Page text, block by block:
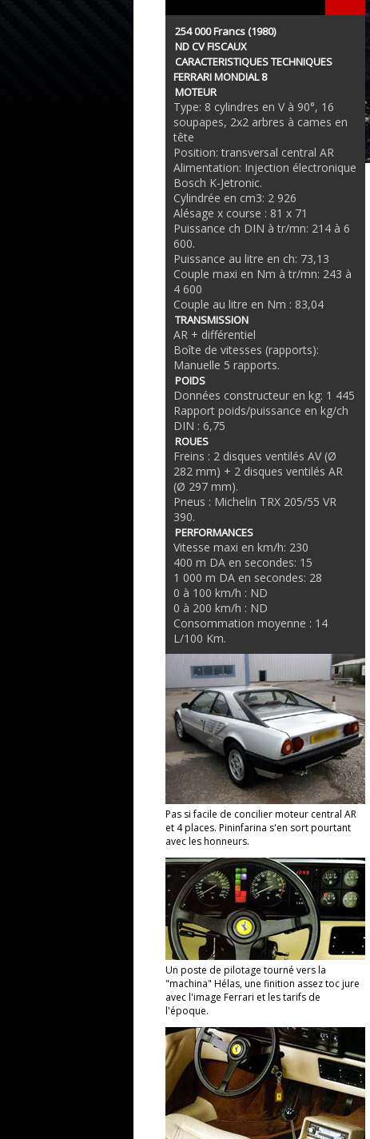
254 000 Francs (1980)
ND CV FISCAUX
CARACTERISTIQUES TECHNIQUES
FERRARI MONDIAL 8
MOTEUR
Type: 8 cylindres en V à 90°, 16
soupapes, 2x2 arbres à cames en
tête
Position: transversal central AR
Alimentation: Injection électronique
Bosch K-Jetronic.
Cylindrée en cm3: 2 926
Alésage x course : 81 x 71
Puissance ch DIN à tr/mn: 214 à 6
600.
Puissance au litre en ch: 73,13
Couple maxi en Nm à tr/mn: 243 à
4 600
Couple au litre en Nm : 83,04
TRANSMISSION
AR + différentiel
Boîte de vitesses (rapports):
Manuelle 5 rapports.
POIDS
Données constructeur en kg: 1 445
Rapport poids/puissance en kg/ch
DIN : 6,75
ROUES
Freins : 2 disques ventilés AV (Ø
282 mm) + 2 disques ventilés AR
(Ø 297 mm).
Pneus : Michelin TRX 205/55 VR
390.
PERFORMANCES
Vitesse maxi en km/h: 230
400 m DA en secondes: 15
1 000 m DA en secondes: 28
0 à 100 km/h : ND
0 à 200 km/h : ND
Consommation moyenne : 14
L/100 Km.
Pas si facile de concilier moteur central AR
et 4 places. Pininfarina s'en sort pourtant
avec les honneurs.
Un poste de pilotage tourné vers la
"machina" Hélas, une finition assez toc jure
avec l'image Ferrari et les tarifs de
l'époque.